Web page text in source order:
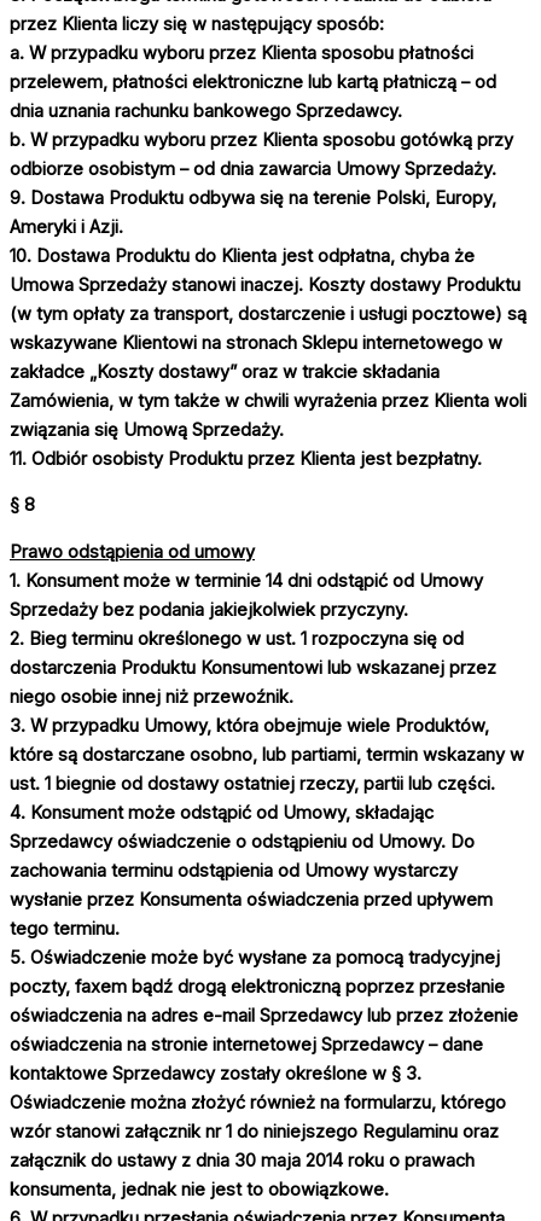
przez Klienta liczy się w następujący sposób:
a. W przypadku wyboru przez Klienta sposobu płatności
przelewem, płatności elektroniczne lub kartą płatniczą – od
dnia uznania rachunku bankowego Sprzedawcy.
b. W przypadku wyboru przez Klienta sposobu gotówką przy
odbiorze osobistym – od dnia zawarcia Umowy Sprzedaży.
9. Dostawa Produktu odbywa się na terenie Polski, Europy,
Ameryki i Azji.
10. Dostawa Produktu do Klienta jest odpłatna, chyba że
Umowa Sprzedaży stanowi inaczej. Koszty dostawy Produktu
(w tym opłaty za transport, dostarczenie i usługi pocztowe) są
wskazywane Klientowi na stronach Sklepu internetowego w
zakładce „Koszty dostawy” oraz w trakcie składania
Zamówienia, w tym także w chwili wyrażenia przez Klienta woli
związania się Umową Sprzedaży.
11. Odbiór osobisty Produktu przez Klienta jest bezpłatny.
§ 8
Prawo odstąpienia od umowy
1. Konsument może w terminie 14 dni odstąpić od Umowy
Sprzedaży bez podania jakiejkolwiek przyczyny.
2. Bieg terminu określonego w ust. 1 rozpoczyna się od
dostarczenia Produktu Konsumentowi lub wskazanej przez
niego osobie innej niż przewoźnik.
3. W przypadku Umowy, która obejmuje wiele Produktów,
które są dostarczane osobno, lub partiami, termin wskazany w
ust. 1 biegnie od dostawy ostatniej rzeczy, partii lub części.
4. Konsument może odstąpić od Umowy, składając
Sprzedawcy oświadczenie o odstąpieniu od Umowy. Do
zachowania terminu odstąpienia od Umowy wystarczy
wysłanie przez Konsumenta oświadczenia przed upływem
tego terminu.
5. Oświadczenie może być wysłane za pomocą tradycyjnej
poczty, faxem bądź drogą elektroniczną poprzez przesłanie
oświadczenia na adres e-mail Sprzedawcy lub przez złożenie
oświadczenia na stronie internetowej Sprzedawcy – dane
kontaktowe Sprzedawcy zostały określone w § 3.
Oświadczenie można złożyć również na formularzu, którego
wzór stanowi załącznik nr 1 do niniejszego Regulaminu oraz
załącznik do ustawy z dnia 30 maja 2014 roku o prawach
konsumenta, jednak nie jest to obowiązkowe.